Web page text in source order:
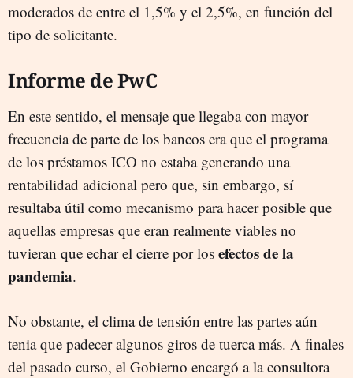
moderados de entre el 1,5% y el 2,5%, en función del
tipo de solicitante.
Informe de PwC
En este sentido, el mensaje que llegaba con mayor
frecuencia de parte de los bancos era que el programa
de los préstamos ICO no estaba generando una
rentabilidad adicional pero que, sin embargo, sí
resultaba útil como mecanismo para hacer posible que
aquellas empresas que eran realmente viables no
tuvieran que echar el cierre por los efectos de la
pandemia.
No obstante, el clima de tensión entre las partes aún
tenia que padecer algunos giros de tuerca más. A finales
del pasado curso, el Gobierno encargó a la consultora